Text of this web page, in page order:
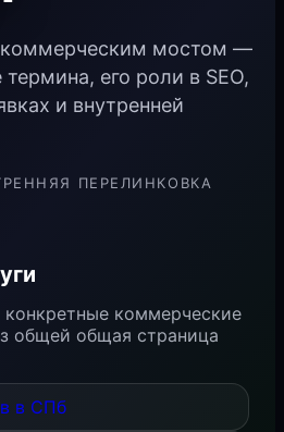
коммерческим мостом —
его роли в SEO,
и внутренней
ПЕРЕЛИНКОВКА
коммерческие
общей общая страница
в СПб